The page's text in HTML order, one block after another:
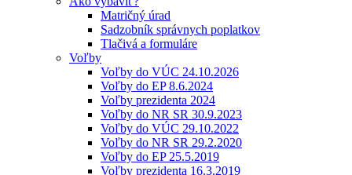
Matričný úrad
Sadzobník správnych poplatkov
Tlačivá a formuláre
Voľby
Voľby do VÚC 24.10.2026
Voľby do EP 8.6.2024
Voľby prezidenta 2024
Voľby do NR SR 30.9.2023
Voľby do VÚC 29.10.2022
Voľby do NR SR 29.2.2020
Voľby do EP 25.5.2019
Voľby prezidenta 16.3.2019